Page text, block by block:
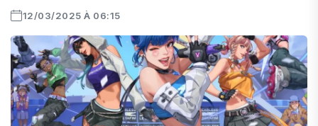
12/03/2025 À 06:15